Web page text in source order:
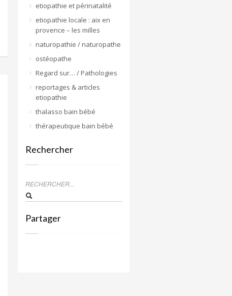
etiopathie et périnatalité
etiopathie locale : aix en
provence – les milles
naturopathie / naturopathe
ostéopathe
Regard sur… / Pathologies
reportages & articles
etiopathie
thalasso bain bébé
thérapeutique bain bébé
Rechercher
Partager